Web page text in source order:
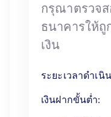
กรุณาตรวจ
ธนาคารให้ถู
เงิน
ระยะเวลาดำเนิ
เงินฝากขั้นต่ำ: